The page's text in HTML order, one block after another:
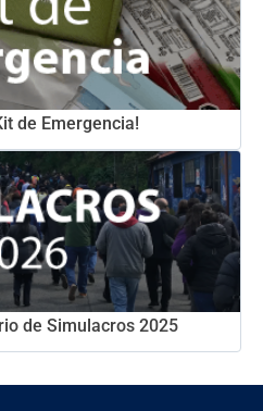
de Emergencia!
de Simulacros 2025